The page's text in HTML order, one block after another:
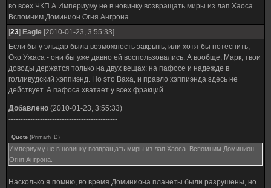
во всех ЧКП.А Империуму не в новинку возвращать миры из лап Хаоса.
Вспомним Доминион Огня Ангрона.
[23] Eagle [2010-01-23, 3:55:33]
Если бы у эльдар была возможность закрыть, или хотя-бы потеснить,
Око Ужаса - они бы уже давно ей воспользовались. А вообще, Марк, твои
доводы держатся только на двух вещах: на пафосе и надежде в
голливудский хэппиэнд. Но это Ваха, и правло хэппиэнда здесь не
действует. А пафоса хватает у всех фракций.
Добавлено (2010-01-23, 3:55:33)
---------------------------------------------
Quote (Primarh_D)
Империуму не в новинку возвращать миры из лап Хаоса. Вспомним Доминион
Огня Ангрона.
Насколько я помню, во время Доминиона планеты были разрушены, но